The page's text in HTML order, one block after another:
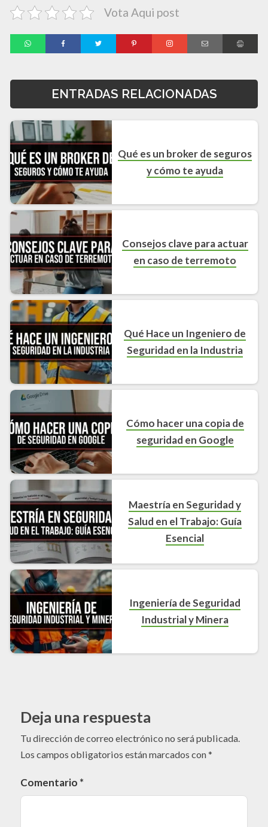
Vota Aqui post
ENTRADAS RELACIONADAS
Qué es un broker de seguros
y cómo te ayuda
Consejos clave para actuar
en caso de terremoto
Qué Hace un Ingeniero de
Seguridad en la Industria
Cómo hacer una copia de
seguridad en Google
Maestría en Seguridad y
Salud en el Trabajo: Guía
Esencial
Ingeniería de Seguridad
Industrial y Minera
Deja una respuesta
Tu dirección de correo electrónico no será publicada.
Los campos obligatorios están marcados con*
Comentario *